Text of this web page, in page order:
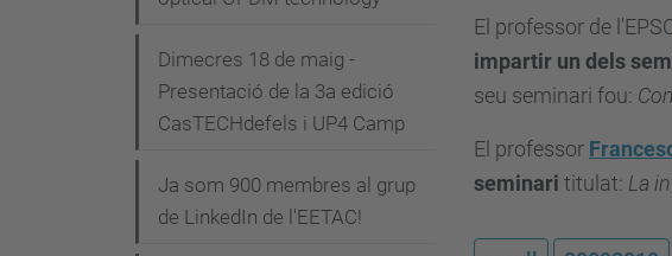
El professor de
impartir un dels
seu seminari fou:
El professor
seminari titulat: La
Dimecres 18 de maig -
Presentació de la 3a edició
CasTECHdefels i UP4 Camp
Ja som 900 membres al grup
de LinkedIn de l'EETAC!